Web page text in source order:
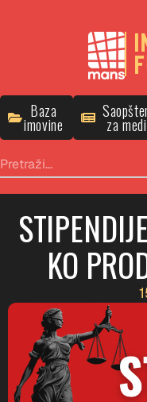
Baza
imovine za
KO